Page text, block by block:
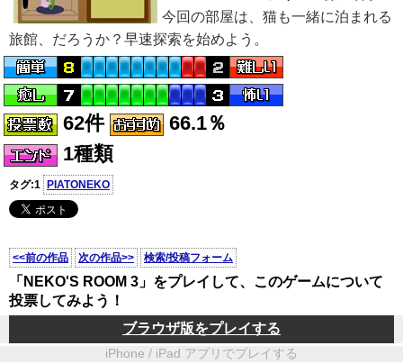
今回の部屋は、猫も一緒に泊まれる
旅館、だろうか？早速探索を始めよう。
62件
66.1％
1種類
タグ:1 PIATONEKO
<<前の作品 次の作品>> 検索/投稿フォーム
「NEKO'S ROOM 3」をプレイして、このゲームについて
投票してみよう！
ブラウザ版をプレイする
iPhone / iPad アプリでプレイする